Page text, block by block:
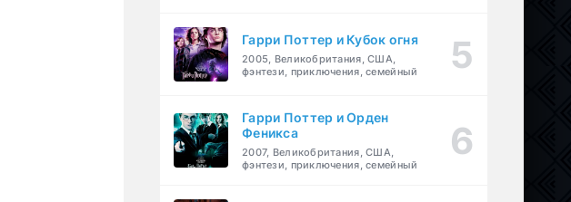
Гарри Поттер и Кубок огня
2005, Великобритания, США,
фэнтези, приключения, семейный
Гарри Поттер и Орден
Феникса
2007, Великобритания, США,
фэнтези, приключения, семейный